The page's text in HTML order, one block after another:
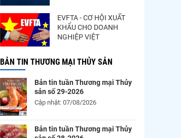
EVFTA - CƠ HỘI XUẤT
KHẨU CHO DOANH
NGHIỆP VIỆT
BẢN TIN THƯƠNG MẠI THỦY SẢN
Bản tin tuần Thương mại Thủy
sản số 29-2026
Cập nhật: 07/08/2026
Bản tin tuần Thương mại Thủy